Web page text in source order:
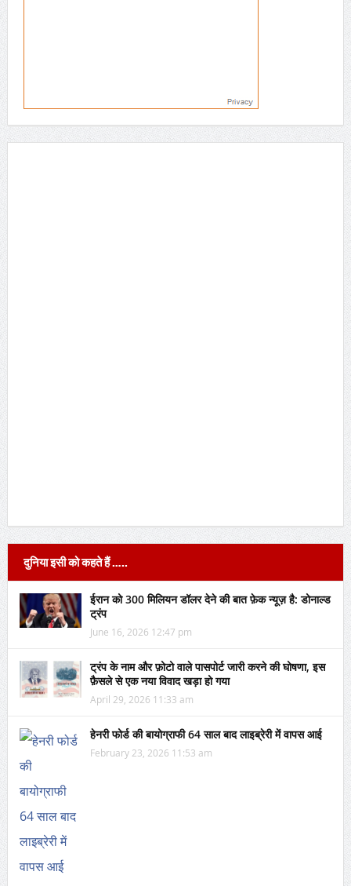
दुनिया इसी को कहते हैं …..
ईरान को 300 मिलियन डॉलर देने की बात फ़ेक न्यूज़ है: डोनाल्ड
ट्रंप
June 16, 2026 12:47 pm
ट्रंप के नाम और फ़ोटो वाले पासपोर्ट जारी करने की घोषणा, इस
फ़ैसले से एक नया विवाद खड़ा हो गया
April 29, 2026 11:33 am
हेनरी फोर्ड की बायोग्राफी 64 साल बाद लाइब्रेरी में वापस आई
February 23, 2026 11:53 am